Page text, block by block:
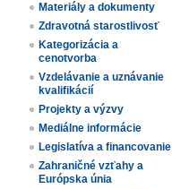
Materiály a dokumenty
Zdravotná starostlivosť
Kategorizácia a
cenotvorba
Vzdelávanie a uznávanie
kvalifikácií
Projekty a výzvy
Mediálne informácie
Legislatíva a financovanie
Zahraničné vzťahy a
Európska únia